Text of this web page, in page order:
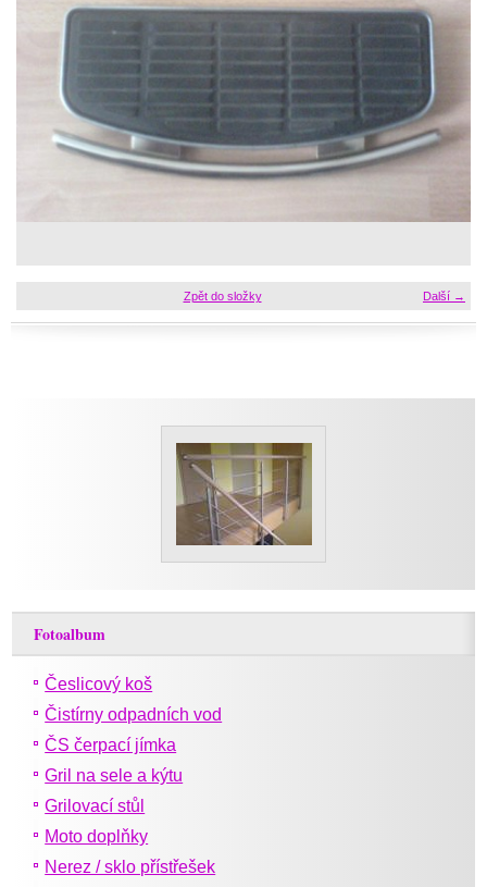
Další →
Zpět do složky
Fotoalbum
Česlicový koš
Čistírny odpadních vod
ČS čerpací jímka
Gril na sele a kýtu
Grilovací stůl
Moto doplňky
Nerez / sklo přístřešek